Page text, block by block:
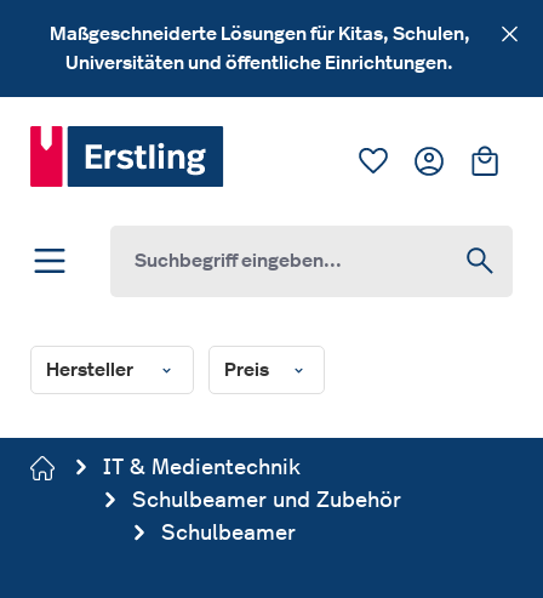
Zum Hauptinhalt springen
Maßgeschneiderte Lösungen für Kitas, Schulen,
Universitäten und öffentliche Einrichtungen.
Du hast 0
Hersteller Preis
IT & Medientechnik
Schulbeamer und Zubehör
Schulbeamer